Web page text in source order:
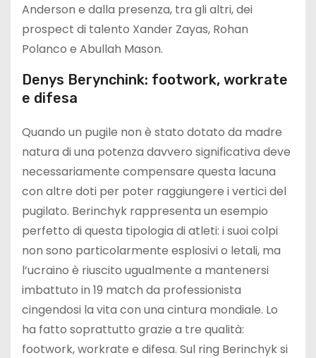
Anderson e dalla presenza, tra gli altri, dei
prospect di talento Xander Zayas, Rohan
Polanco e Abullah Mason.
Denys Berynchink: footwork, workrate
e difesa
Quando un pugile non è stato dotato da madre
natura di una potenza davvero significativa deve
necessariamente compensare questa lacuna
con altre doti per poter raggiungere i vertici del
pugilato. Berinchyk rappresenta un esempio
perfetto di questa tipologia di atleti: i suoi colpi
non sono particolarmente esplosivi o letali, ma
l’ucraino è riuscito ugualmente a mantenersi
imbattuto in 19 match da professionista
cingendosi la vita con una cintura mondiale. Lo
ha fatto soprattutto grazie a tre qualità:
footwork, workrate e difesa. Sul ring Berinchyk si